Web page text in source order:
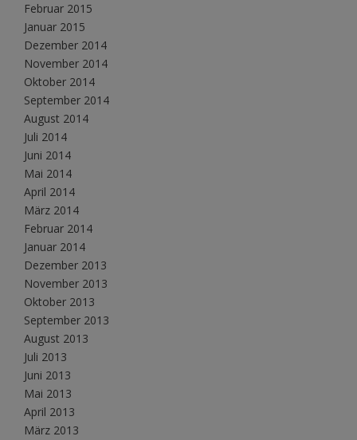
Februar 2015
Januar 2015
Dezember 2014
November 2014
Oktober 2014
September 2014
August 2014
Juli 2014
Juni 2014
Mai 2014
April 2014
März 2014
Februar 2014
Januar 2014
Dezember 2013
November 2013
Oktober 2013
September 2013
August 2013
Juli 2013
Juni 2013
Mai 2013
April 2013
März 2013